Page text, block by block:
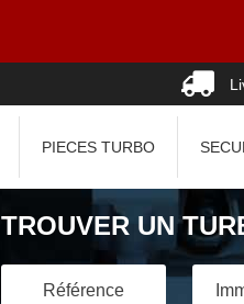
PIECES TURBO
TROUVER UN
Référence